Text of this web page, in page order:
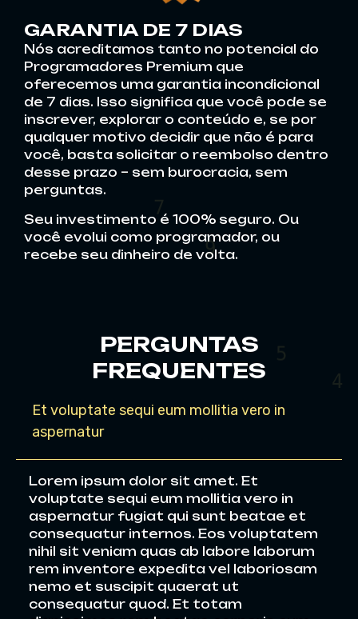
GARANTIA DE 7 DIAS
Nós acreditamos tanto no potencial do
Programadores Premium que
oferecemos uma garantia incondicional
de 7 dias. Isso significa que você pode se
inscrever, explorar o conteúdo e, se por
qualquer motivo decidir que não é para
você, basta solicitar o reembolso dentro
desse prazo – sem burocracia, sem
perguntas.
Seu investimento é 100% seguro. Ou
você evolui como programador, ou
recebe seu dinheiro de volta.
PERGUNTAS
FREQUENTES
Et voluptate sequi eum mollitia vero in
aspernatur
Lorem ipsum dolor sit amet. Et
voluptate sequi eum mollitia vero in
aspernatur fugiat qui sunt beatae et
consequatur internos. Eos voluptatem
nihil sit veniam quas ab labore laborum
rem inventore expedita vel laboriosam
nemo et suscipit quaerat ut
consequatur quod. Et totam
5
8
4
8
7